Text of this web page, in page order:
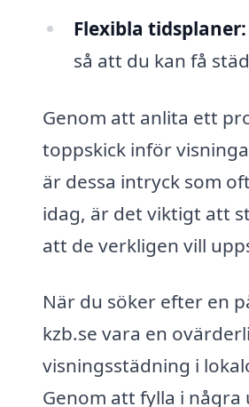
Flexibla tidsplaner:
så att du kan få
Genom att anlita ett
toppskick inför
är dessa intryck som
idag, är det viktigt att
att de verkligen vill
När du söker efter en
kzb.se vara en
visningsstädning i
Genom att fylla i